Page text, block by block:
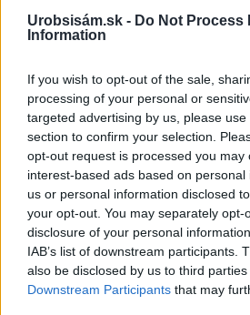
Urobsisám.sk - Do Not Process
Information
If you wish to opt-out of the sale,
processing of your personal or
targeted advertising by us, please
section to confirm your selection.
opt-out request is processed you may
interest-based ads based on
us or personal information disclosed
your opt-out. You may separately opt-
disclosure of your personal
IAB’s list of downstream participants.
also be disclosed by us to third
Downstream Participants that may
prax
Tepelné čerpadlo vám
môže ušetriť náklady na
energie. Viete, čím sa líšia
jednotlivé typy?